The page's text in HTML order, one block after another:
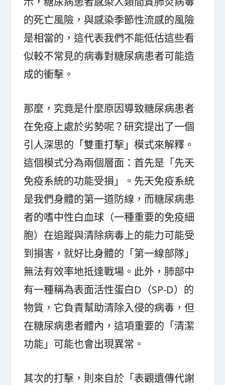
的死亡風險，與感染季節性流感的風險
是相當的，這代表我們不能低估這些看
似較不常見的病毒對糖尿病患者可能造
成的衝擊。
那麼，究竟是什麼原因導致糖尿病患者
在免疫上處於劣勢呢？研究提出了一個
引人深思的「雙重打擊」模式來解釋。
這個模式分為兩個層面：首先是「先天
免疫系統的功能受損」。先天免疫系統
是我們身體的第一道防線，而糖尿病患
者的嗜中性白血球（一種重要的免疫細
胞）在追蹤與清除病毒上的能力可能受
到損害，就好比身體的「第一線部隊」
無法有效率地抵達戰場。此外，肺部中
有一種稱為表面活性蛋白D（SP-D）的
物質，它負責幫助清除入侵的病毒，但
在糖尿病患者體內，這項重要的「清潔
功能」可能也會出現異常。
其次的打擊，則來自於「表觀遺傳代謝